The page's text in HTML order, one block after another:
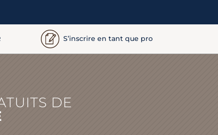
S’inscrire en tant que pro
DE